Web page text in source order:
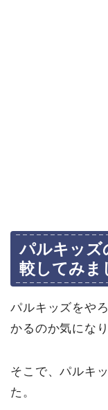
パルキッズ
較してみま
パルキッズをや
かるのか気にな
そこで、パルキ
た。